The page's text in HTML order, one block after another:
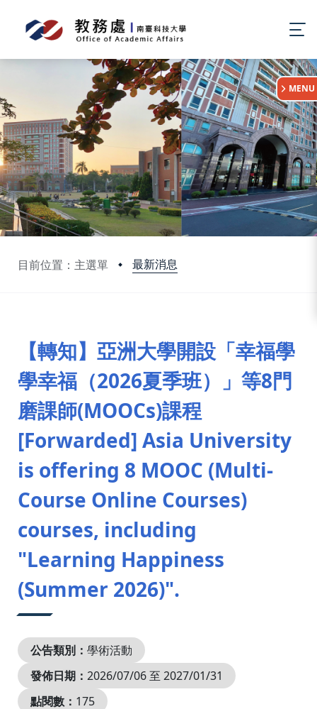
目前位置：主選單 最新消息
:::
MENU
【轉知】亞洲大學開設「幸福學
學幸福（2026夏季班）」等8門
磨課師(MOOCs)課程
[Forwarded] Asia University
is offering 8 MOOC (Multi-
Course Online Courses)
courses, including
"Learning Happiness
(Summer 2026)".
公告類別： 學術活動
發佈日期： 2026/07/06 至 2027/01/31
點閱數： 175